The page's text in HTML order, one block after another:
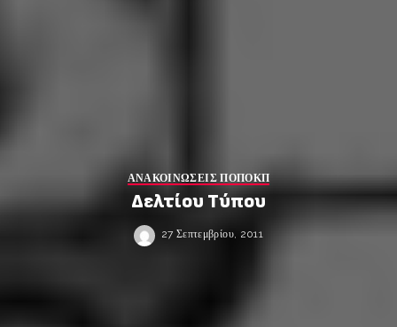
ΑΝΑΚΟΙΝΩΣΕΙΣ ΠΟΠΟΚΠ
Δελτίου Τύπου
27 Σεπτεμβρίου, 2011